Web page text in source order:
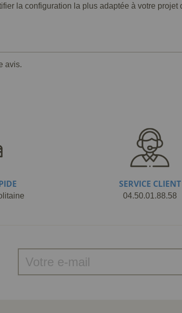
la configuration la plus adaptée à votre projet
avis.
SERVICE CLIENT
04.50.01.88.58